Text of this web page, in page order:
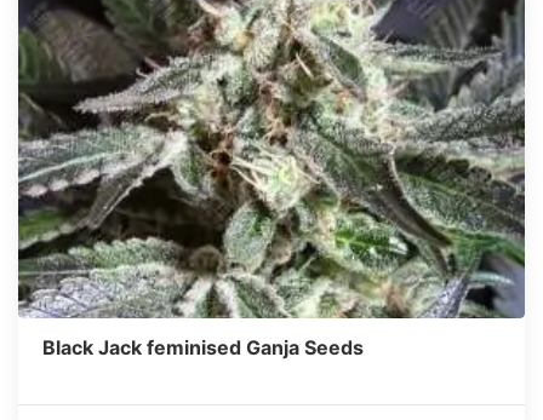
Black Jack feminised Ganja Seeds